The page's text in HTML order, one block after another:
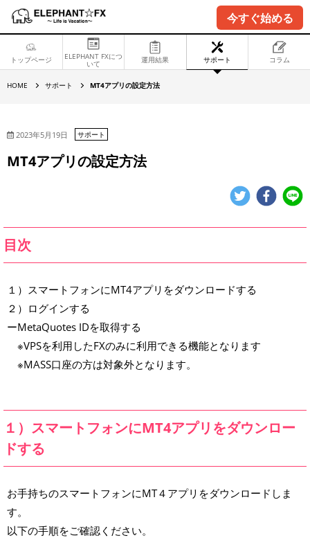
今すぐ始める
トップページ ELEPHANT FXにつ
いて 運用結果 サポート コラム
HOME
リ
定
サポート MT4アプリの設定方法
2023年5月19日 サポート
MT4アプリの設定方法
目次
１）スマートフォンにMT4アプリをダウンロードする
２）ログインする
ーMetaQuotes IDを取得する
※VPSを利用したFXのみに利用できる機能となります
※MASS口座の方は対象外となります。
１）スマートフォンにMT4アプリをダウンロー
ドする
お手持ちのスマートフォンにMT４アプリをダウンロードしま
す。
以下の手順をご確認ください。